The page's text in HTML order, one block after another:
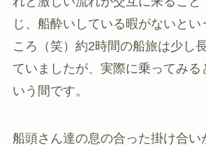
じ、船酔いしている暇がないとい
ころ（笑）約2時間の船旅は少し
ていましたが、実際に乗ってみる
いう間です。
船頭さん達の息の合った掛け合い